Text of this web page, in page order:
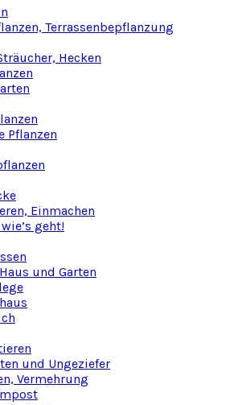
Terrassenbepflanzung
Hecken
Pflanzen
Einmachen
geht!
und Garten
und Ungeziefer
Vermehrung